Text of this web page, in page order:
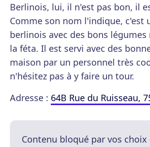
Berlinois, lui, il n'est pas bon, il
Comme son nom l'indique, c'est
berlinois avec des bons
la féta. Il est servi avec des
maison par un personnel très
n'hésitez pas à y faire un tour.
Adresse : 64B Rue du Ruisseau,
Contenu bloqué par vos choix